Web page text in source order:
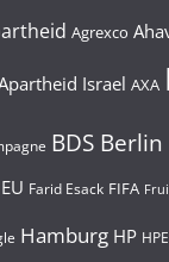
Agrexco
Israel AXA
BDS Berlin
EU Farid Esack FIFA
Hamburg HP HPE